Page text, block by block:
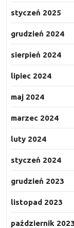
styczeń 2025
grudzień 2024
sierpień 2024
lipiec 2024
maj 2024
marzec 2024
luty 2024
styczeń 2024
grudzień 2023
listopad 2023
październik 2023